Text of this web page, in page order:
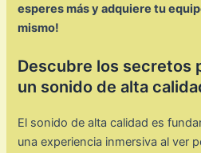
esperes más y adquiere tu
mismo!
Descubre los secretos
un sonido de alta
El sonido de alta calidad es
una experiencia inmersiva al ver